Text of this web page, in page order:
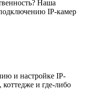
Наша
IP-камер
и настройке IP-
и где-либо